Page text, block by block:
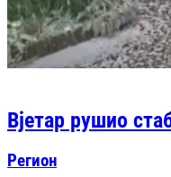
Вјетар рушио
Регион